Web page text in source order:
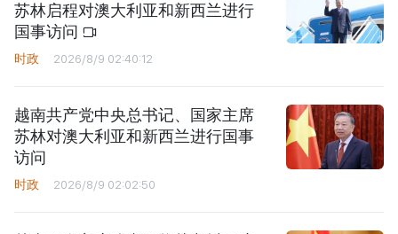
苏林启程对澳大利亚和新西兰进行
国事访问
时政 2026/8/9 02:40:12
越南共产党中央总书记、国家主席
苏林对澳大利亚和新西兰进行国事
访问
时政 2026/8/9 02:02:50